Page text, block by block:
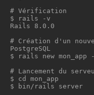
# Vérification
$ rails -v
Rails 8.0.0
# Création d'un
PostgreSQL
$ rails new mon_app
# Lancement du
$ cd mon_app
$ bin/rails server